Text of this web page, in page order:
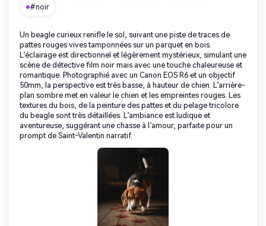
#noir
Un beagle curieux renifle le sol, suivant une piste de traces de
pattes rouges vives tamponnées sur un parquet en bois.
L’éclairage est directionnel et légèrement mystérieux, simulant une
scène de détective film noir mais avec une touche chaleureuse et
romantique. Photographié avec un Canon EOS R6 et un objectif
50mm, la perspective est très basse, à hauteur de chien. L’arrière-
plan sombre met en valeur le chien et les empreintes rouges. Les
textures du bois, de la peinture des pattes et du pelage tricolore
du beagle sont très détaillées. L’ambiance est ludique et
aventureuse, suggérant une chasse à l’amour, parfaite pour un
prompt de Saint-Valentin narratif.